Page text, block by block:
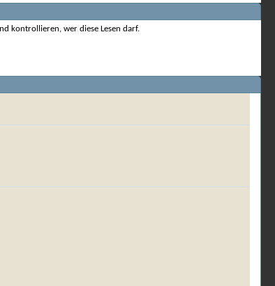
kontrollieren, wer diese Lesen darf.